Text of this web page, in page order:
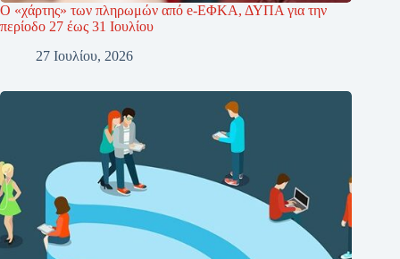
Ο «χάρτης» των πληρωμών από e-ΕΦΚΑ, ΔΥΠΑ για την
περίοδο 27 έως 31 Ιουλίου
27 Ιουλίου, 2026